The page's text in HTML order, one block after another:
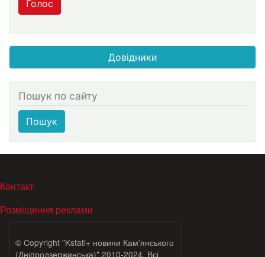
Голос
Довідники
Пошук по сайту
Пошук
МЕНЮ В ПОДВАЛЕ
Контакт
Розміщення реклами
© Copyright "Kstati+ новини Кам'янського
(Дніпродзержинська)" 2010-2024. Всі